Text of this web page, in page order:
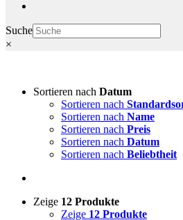
Suche
×
Sortieren nach Datum
Sortieren nach
Sortieren nach Name
Sortieren nach Preis
Sortieren nach Datum
Sortieren nach Beliebtheit
Zeige 12 Produkte
Zeige 12 Produkte